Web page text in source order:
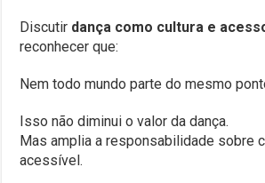
Discutir dança como cultura e
reconhecer que:
Nem todo mundo parte do mesmo
Isso não diminui o valor da dança.
Mas amplia a responsabilidade sobre
acessível.